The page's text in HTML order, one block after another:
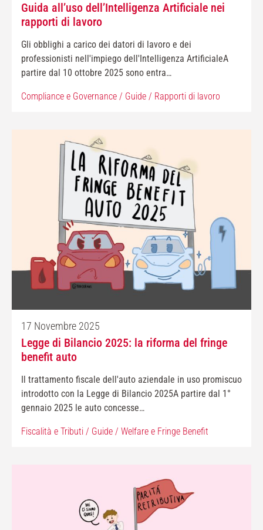
Guida all’uso dell’Intelligenza Artificiale nei
rapporti di lavoro
Gli obblighi a carico dei datori di lavoro e dei
professionisti nell'impiego dell'Intelligenza ArtificialeA
partire dal 10 ottobre 2025 sono entra…
Compliance e Governance / Guide / Rapporti di lavoro
17 Novembre 2025
Legge di Bilancio 2025: la riforma del fringe
benefit auto
Il trattamento fiscale dell'auto aziendale in uso promiscuo
introdotto con la Legge di Bilancio 2025A partire dal 1°
gennaio 2025 le auto concesse…
Fiscalità e Tributi / Guide / Welfare e Fringe Benefit